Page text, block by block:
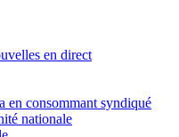
en direct
en consommant syndiqué
nationale